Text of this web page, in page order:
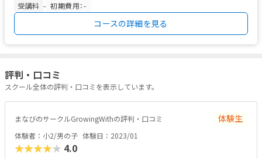
受講料 - 初期費用：-
コースの詳細を見る
評判・口コミ
スクール全体の評判・口コミを表示しています。
まなびのサークルGrowingWithの評判・口コミ 体験生
体験者：小2/男の子 体験日：2023/01
★★★★★ 4.0